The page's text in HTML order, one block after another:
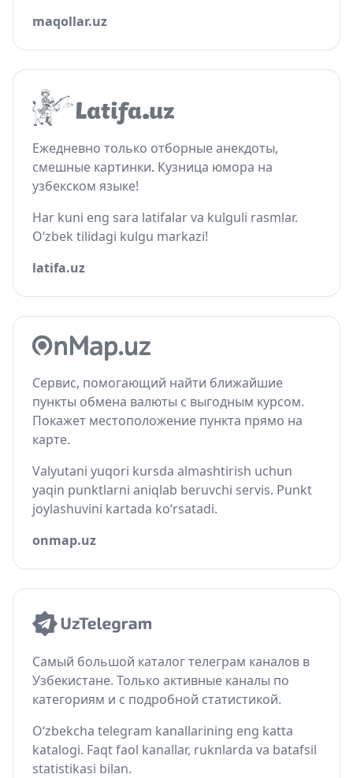
maqollar.uz
Ежедневно только отборные анекдоты,
смешные картинки. Кузница юмора на
узбекском языке!
Har kuni eng sara latifalar va kulguli rasmlar.
O‘zbek tilidagi kulgu markazi!
latifa.uz
Сервис, помогающий найти ближайшие
пункты обмена валюты с выгодным курсом.
Покажет местоположение пункта прямо на
карте.
Valyutani yuqori kursda almashtirish uchun
yaqin punktlarni aniqlab beruvchi servis. Punkt
joylashuvini kartada ko‘rsatadi.
onmap.uz
Самый большой каталог телеграм каналов в
Узбекистане. Только активные каналы по
категориям и с подробной статистикой.
O‘zbekcha telegram kanallarining eng katta
katalogi. Faqt faol kanallar, ruknlarda va batafsil
statistikasi bilan.